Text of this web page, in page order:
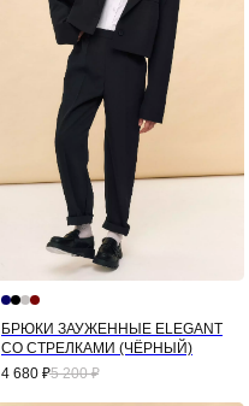
БРЮКИ ЗАУЖЕННЫЕ ELEGANT
СО СТРЕЛКАМИ (ЧЁРНЫЙ)
4 680 ₽5 200 ₽